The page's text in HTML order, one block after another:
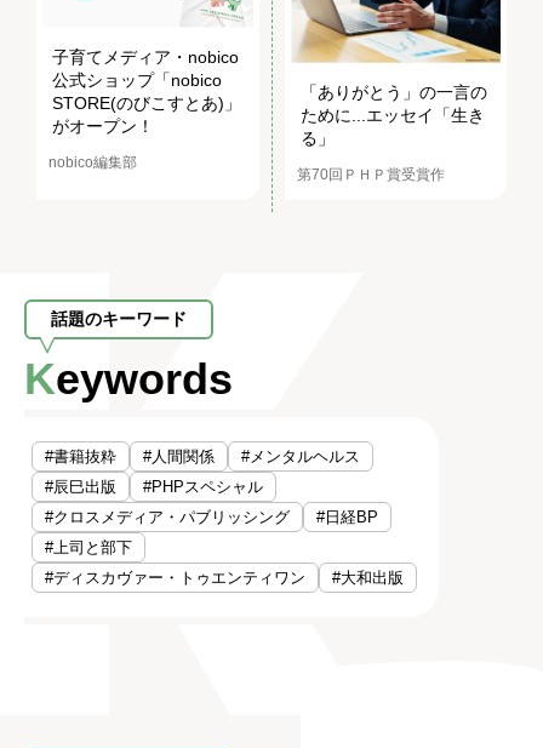
子育てメディア・nobico
公式ショップ「nobico
STORE(のびこすとあ)」
がオープン！
nobico編集部
「ありがとう」の一言の
ために...エッセイ「生き
る」
第70回ＰＨＰ賞受賞作
話題のキーワード
Keywords
#書籍抜粋 #人間関係
#メンタルヘルス
#辰巳出版
#PHPスペシャル
#クロスメディア・パブリッシング
#日経BP
#上司と部下
#ディスカヴァー・トゥエンティワン
#大和出版